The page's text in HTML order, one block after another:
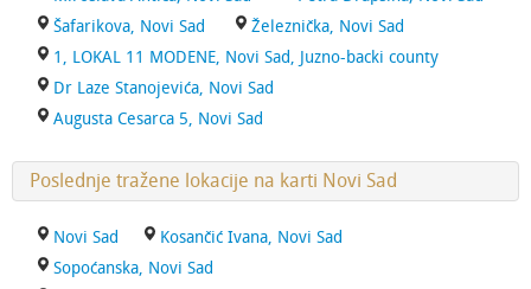
Šafarikova, Novi Sad
Železnička, Novi Sad
1, LOKAL 11 MODENE, Novi Sad, Juzno-backi county
Dr Laze Stanojevića, Novi Sad
Augusta Cesarca 5, Novi Sad
Poslednje tražene lokacije na karti Novi Sad
Novi Sad
Kosančić Ivana, Novi Sad
Sopoćanska, Novi Sad